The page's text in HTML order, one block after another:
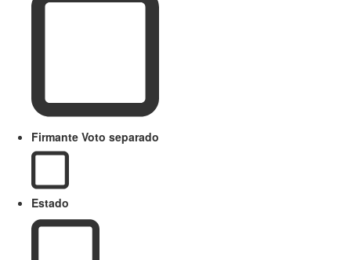
Firmante Voto separado
Estado